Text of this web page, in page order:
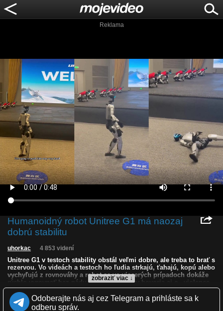
Reklama
Humanoidný robot Unitree G1 má naozaj
dobrú stabilitu
zobraziť viac ↓
uhorkac 4 853 videní
Unitree G1 v testoch stability obstál veľmi dobre, ale treba to brať s
rezervou. Vo videách a testoch ho ľudia strkajú, ťahajú, kopú alebo
vychyľujú z rovnováhy a robot sa vo viacerých prípadoch dokáže
rýchlo vyrovnať bez pádu. Niektoré ukážky hovoria aj o „violence
testoch“, kde G1 zvládal opakované nárazy a znovu sa stabilizoval.
G1 je malý humanoid – má približne 1,3 m, váži okolo 35 kg a je
Odoberajte nás aj cez Telegram a prihláste sa k
odberu správ.